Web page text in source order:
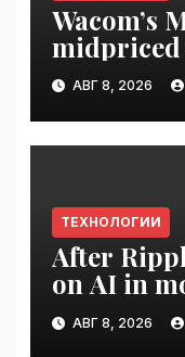
Wacom’s
digital
АВГ 8, 2026
ТЕХНОЛОГИИ
After
on AI in
employee
VseTime.ru
АВГ 8, 2026